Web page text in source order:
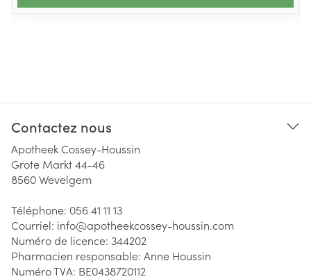
Contactez nous
Apotheek Cossey-Houssin
Grote Markt 44-46
8560Wevelgem
Téléphone: 056 41 11 13
Courriel: info@apotheekcossey-houssin.com
Numéro de licence: 344202
Pharmacien responsable: Anne Houssin
Numéro TVA: BE0438720112